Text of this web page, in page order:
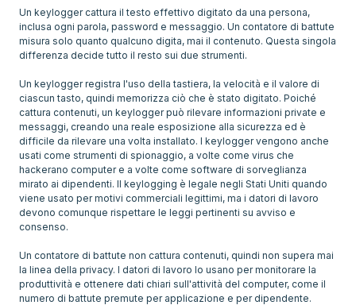
Un keylogger cattura il testo effettivo digitato da una persona,
inclusa ogni parola, password e messaggio. Un contatore di battute
misura solo quanto qualcuno digita, mai il contenuto. Questa singola
differenza decide tutto il resto sui due strumenti.
Un keylogger registra l'uso della tastiera, la velocità e il valore di
ciascun tasto, quindi memorizza ciò che è stato digitato. Poiché
cattura contenuti, un keylogger può rilevare informazioni private e
messaggi, creando una reale esposizione alla sicurezza ed è
difficile da rilevare una volta installato. I keylogger vengono anche
usati come strumenti di spionaggio, a volte come virus che
hackerano computer e a volte come software di sorveglianza
mirato ai dipendenti. Il keylogging è legale negli Stati Uniti quando
viene usato per motivi commerciali legittimi, ma i datori di lavoro
devono comunque rispettare le leggi pertinenti su avviso e
consenso.
Un contatore di battute non cattura contenuti, quindi non supera mai
la linea della privacy. I datori di lavoro lo usano per monitorare la
produttività e ottenere dati chiari sull'attività del computer, come il
numero di battute premute per applicazione e per dipendente.